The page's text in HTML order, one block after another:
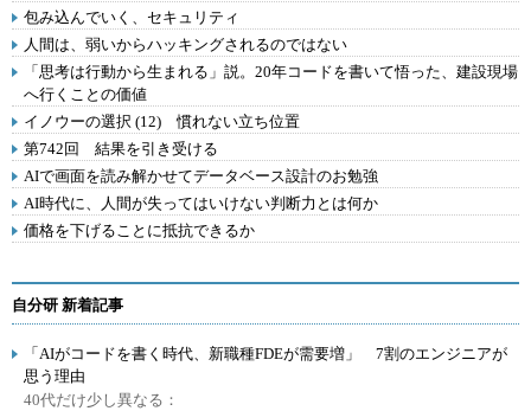
包み込んでいく、セキュリティ
人間は、弱いからハッキングされるのではない
「思考は行動から生まれる」説。20年コードを書いて悟った、建設現場
へ行くことの価値
イノウーの選択 (12) 慣れない立ち位置
第742回 結果を引き受ける
AIで画面を読み解かせてデータベース設計のお勉強
AI時代に、人間が失ってはいけない判断力とは何か
価格を下げることに抵抗できるか
自分研 新着記事
「AIがコードを書く時代、新職種FDEが需要増」 7割のエンジニアが
思う理由
40代だけ少し異なる：